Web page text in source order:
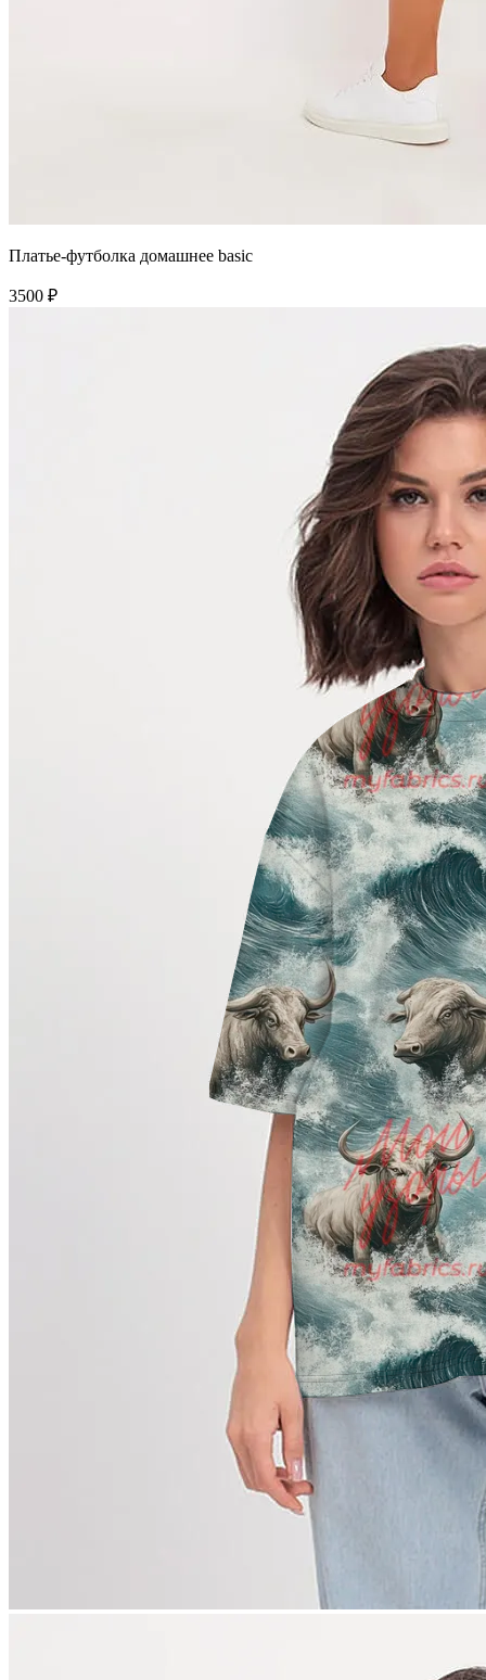
Платье-футболка домашнее basic
3500 ₽